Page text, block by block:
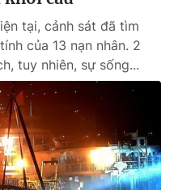
tại, cảnh sát đã tìm
của 13 nạn nhân. 2
tuy nhiên, sự sống...